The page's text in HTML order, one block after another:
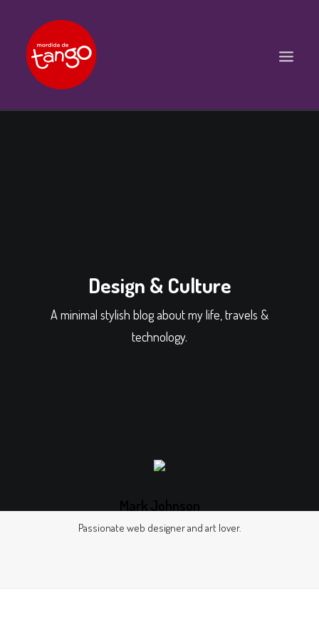
SCÈNES
Design & Culture
A minimal stylish blog about my life, travels &
technology.
Passionate web designer and art lover.